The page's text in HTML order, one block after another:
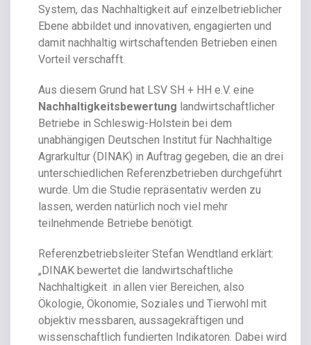
System, das Nachhaltigkeit auf einzelbetrieblicher
Ebene abbildet und innovativen, engagierten und
damit nachhaltig wirtschaftenden Betrieben einen
Vorteil verschafft.
Aus diesem Grund hat LSV SH + HH e.V. eine
Nachhaltigkeitsbewertung landwirtschaftlicher
Betriebe in Schleswig-Holstein bei dem
unabhängigen Deutschen Institut für Nachhaltige
Agrarkultur (DINAK) in Auftrag gegeben, die an drei
unterschiedlichen Referenzbetrieben durchgeführt
wurde. Um die Studie repräsentativ werden zu
lassen, werden natürlich noch viel mehr
teilnehmende Betriebe benötigt.
Referenzbetriebsleiter Stefan Wendtland erklärt:
„DINAK bewertet die landwirtschaftliche
Nachhaltigkeit in allen vier Bereichen, also
Ökologie, Ökonomie, Soziales und Tierwohl mit
objektiv messbaren, aussagekräftigen und
wissenschaftlich fundierten Indikatoren. Dabei wird